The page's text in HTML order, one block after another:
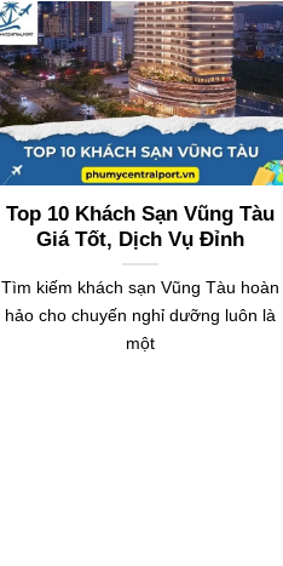
Top 10 Khách Sạn Vũng Tàu
Giá Tốt, Dịch Vụ Đỉnh
Tìm kiếm khách sạn Vũng Tàu hoàn
hảo cho chuyến nghỉ dưỡng luôn là
một